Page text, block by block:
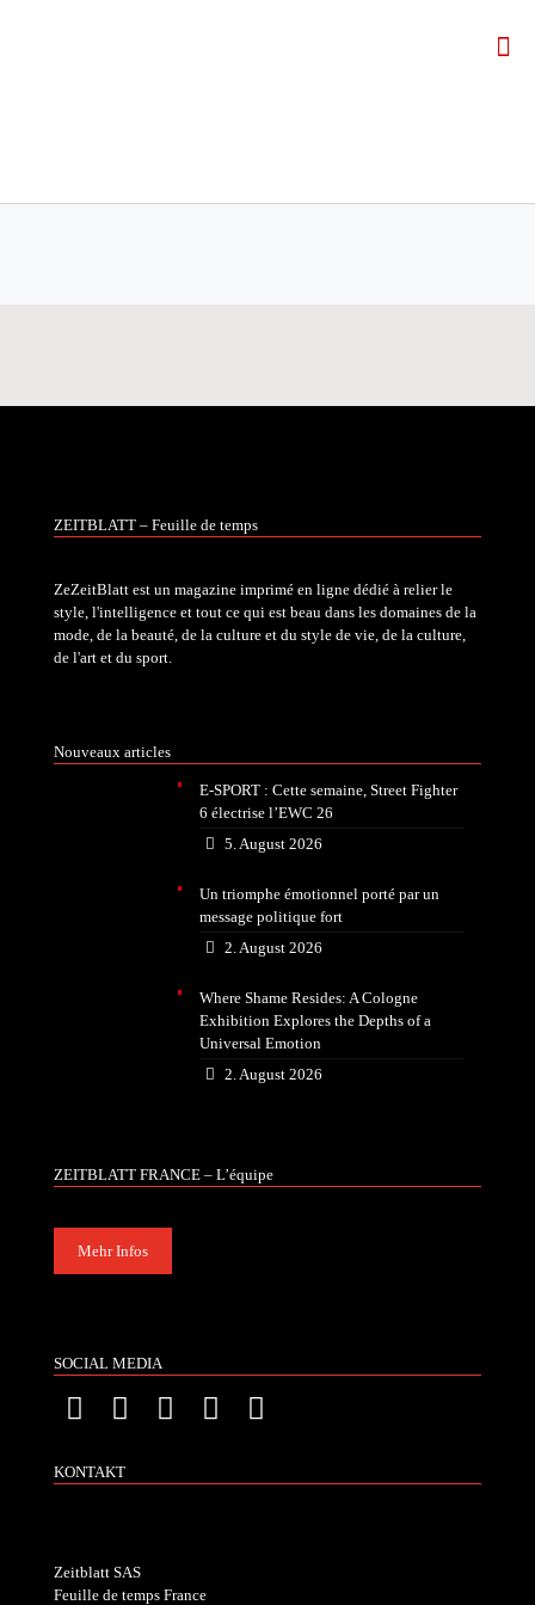
ZEITBLATT – Feuille de temps
ZeZeitBlatt est un magazine imprimé en ligne dédié à relier le
style, l'intelligence et tout ce qui est beau dans les domaines de la
mode, de la beauté, de la culture et du style de vie, de la culture,
de l'art et du sport.
Nouveaux articles
E-SPORT : Cette semaine, Street Fighter
6 électrise l’EWC 26
5. August 2026
Un triomphe émotionnel porté par un
message politique fort
2. August 2026
Where Shame Resides: A Cologne
Exhibition Explores the Depths of a
Universal Emotion
2. August 2026
ZEITBLATT FRANCE – L’équipe
Mehr Infos
SOCIAL MEDIA
KONTAKT
Zeitblatt SAS
Feuille de temps France